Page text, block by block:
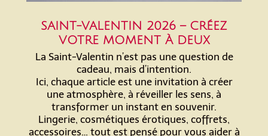
SAINT-VALENTIN 2026 – CRÉEZ
VOTRE MOMENT À DEUX
La Saint-Valentin n’est pas une question de
cadeau, mais d’intention.
Ici, chaque article est une invitation à créer
une atmosphère, à réveiller les sens, à
transformer un instant en souvenir.
Lingerie, cosmétiques érotiques, coffrets,
accessoires… tout est pensé pour vous aider à